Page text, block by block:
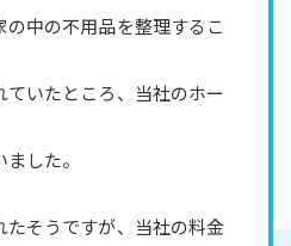
中の不用品を整理するこ
いたところ、当社のホー
した。
そうですが、当社の料金